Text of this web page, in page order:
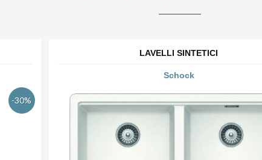
-30%
LAVELLI SINTETICI
Schock